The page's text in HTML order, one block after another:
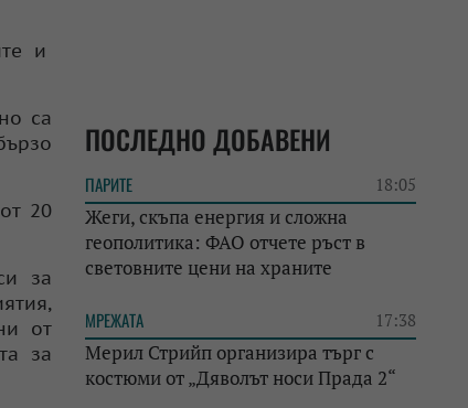
и
са
20
за
от
за
ПОСЛЕДНО ДОБАВЕНИ
ПАРИТЕ 18:05
Жеги, скъпа енергия и сложна
геополитика: ФАО отчете ръст в
световните цени на храните
МРЕЖАТА 17:38
Мерил Стрийп организира търг с
костюми от „Дяволът носи Прада 2“